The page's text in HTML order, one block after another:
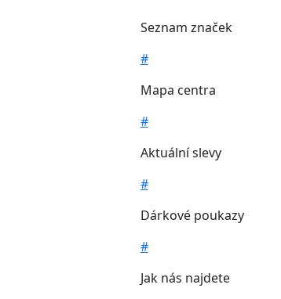
Seznam značek
#
Mapa centra
#
Aktuální slevy
#
Dárkové poukazy
#
Jak nás najdete